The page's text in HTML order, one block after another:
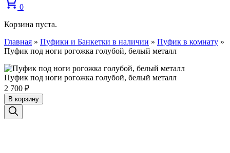
0
Корзина пуста.
Главная » Пуфики и Банкетки в наличии » Пуфик в комнату »
Пуфик под ноги рогожка голубой, белый металл
Пуфик под ноги рогожка голубой, белый металл
2 700 ₽
В корзину